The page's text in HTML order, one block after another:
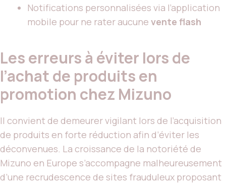
Notifications personnalisées via l’application
mobile pour ne rater aucune vente flash
Les erreurs à éviter lors de
l’achat de produits en
promotion chez Mizuno
Il convient de demeurer vigilant lors de l’acquisition
de produits en forte réduction afin d’éviter les
déconvenues. La croissance de la notoriété de
Mizuno en Europe s’accompagne malheureusement
d’une recrudescence de sites frauduleux proposant